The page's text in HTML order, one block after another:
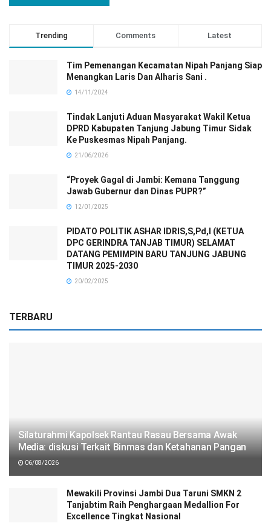
Trending Comments Latest
Tim Pemenangan Kecamatan Nipah Panjang Siap
Menangkan Laris Dan Alharis Sani .
14/11/2024
Tindak Lanjuti Aduan Masyarakat Wakil Ketua
DPRD Kabupaten Tanjung Jabung Timur Sidak
Ke Puskesmas Nipah Panjang.
21/06/2026
“Proyek Gagal di Jambi: Kemana Tanggung
Jawab Gubernur dan Dinas PUPR?”
12/01/2025
PIDATO POLITIK ASHAR IDRIS,S,Pd,I (KETUA
DPC GERINDRA TANJAB TIMUR) SELAMAT
DATANG PEMIMPIN BARU TANJUNG JABUNG
TIMUR 2025-2030
20/02/2025
TERBARU
Silaturahmi Kapolsek Rantau Rasau Bersama Awak
Media: diskusi Terkait Binmas dan Ketahanan Pangan
06/08/2026
Mewakili Provinsi Jambi Dua Taruni SMKN 2
Tanjabtim Raih Penghargaan Medallion For
Excellence Tingkat Nasional